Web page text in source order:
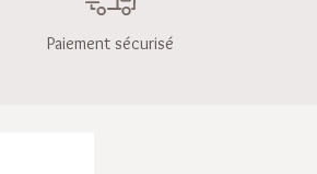
Paiement sécurisé